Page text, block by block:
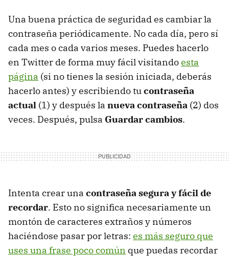
Una buena práctica de seguridad es cambiar la
contraseña periódicamente. No cada día, pero sí
cada mes o cada varios meses. Puedes hacerlo
en Twitter de forma muy fácil visitandoesta
página (si no tienes la sesión iniciada, deberás
hacerlo antes) y escribiendo tucontraseña
actual (1) y después la nueva contraseña (2) dos
veces. Después, pulsa Guardar cambios.
Intenta crear una contraseña segura y fácil de
recordar. Esto no significa necesariamente un
montón de caracteres extraños y números
haciéndose pasar por letras: es más seguro que
uses una frase poco común que puedas recordar